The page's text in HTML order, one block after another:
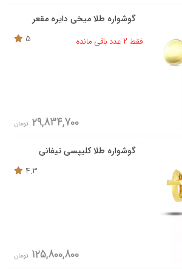
گوشواره طلا میخی دایره مقعر
فقط 2 عدد باقی مانده
5
29,834,700 تومان
گوشواره طلا کلیپسی تیفانی
4.3
125,800,800 تومان